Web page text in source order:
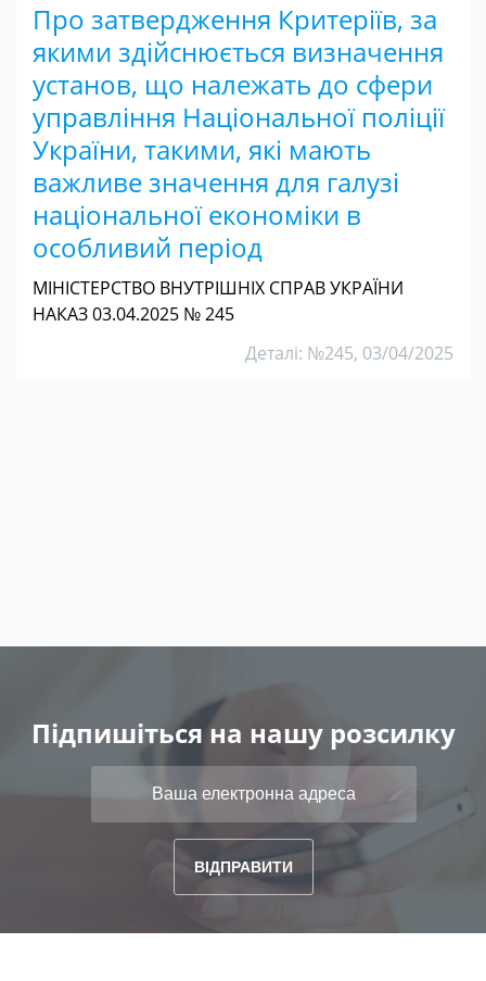
Про затвердження Критеріїв, за
якими здійснюється визначення
установ, що належать до сфери
управління Національної поліції
України, такими, які мають
важливе значення для галузі
національної економіки в
особливий період
МІНІСТЕРСТВО ВНУТРІШНІХ СПРАВ УКРАЇНИ
НАКАЗ 03.04.2025 № 245
Деталі: №245, 03/04/2025
Підпишіться на нашу розсилку